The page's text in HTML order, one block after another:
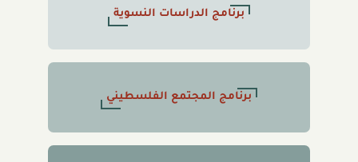
برنامج الدراسات النسوية
برنامج المجتمع الفلسطيني